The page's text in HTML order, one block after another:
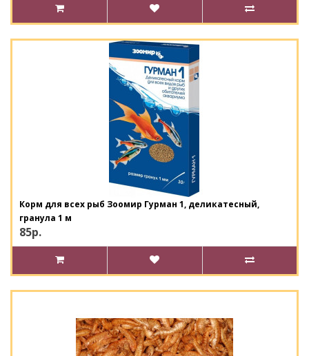
Корм для всех рыб Зоомир Гурман 1, деликатесный,
гранула 1 м
85р.